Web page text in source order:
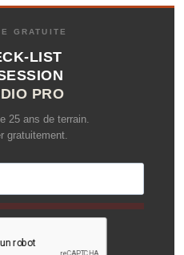
GRATUITE
LIST
PRO
25 ans de terrain.
gratuitement.